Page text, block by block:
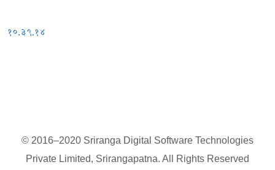
१०.३९.१४
© 2016–2020 Sriranga Digital Software Technologies
Private Limited, Srirangapatna. All Rights Reserved